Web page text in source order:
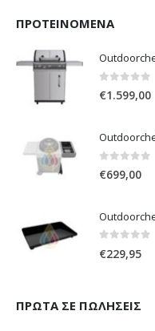
ΠΡΟΤΕΙΝΌΜΕΝΑ
€1.599,00
€699,00
€229,95
ΠΡΏΤΑ ΣΕ ΠΩΛΉΣΕΙΣ